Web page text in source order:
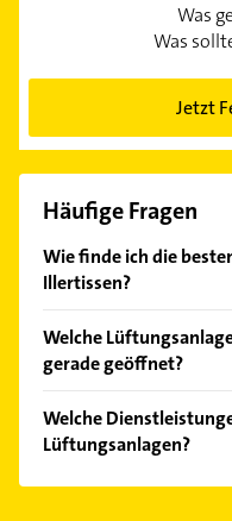
Was
Was
Jetzt
Häufige Fragen
Wie finde ich die
Illertissen?
Kundenmeinungen
Empfehlungen. Die
Welche
gerade geöffnet?
Bitte beachten Sie,
Feiertagen abweichen
Welche
Lüftungsanlagen?
Folgende Leistungen